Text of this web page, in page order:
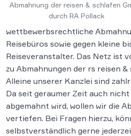
Abmahnung der reisen & schlafen
durch RA Pollack
wettbewerbsrechtliche
Reisebüros sowie gegen kleine
Reiseveranstalter. Das Netz ist
zu Abmahnungen der rs reisen &
Alleine unserer Kanzlei sind
Da seit geraumer Zeit auch
abgemahnt wird, wollen wir die
vertiefen. Bei Fragen hierzu,
selbstverständlich gerne